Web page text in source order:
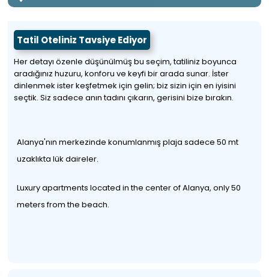
Tatil Oteliniz Tavsiye Ediyor
Her detayı özenle düşünülmüş bu seçim, tatiliniz boyunca
aradığınız huzuru, konforu ve keyfi bir arada sunar. İster
dinlenmek ister keşfetmek için gelin; biz sizin için en iyisini
seçtik. Siz sadece anın tadını çıkarın, gerisini bize bırakın.
Alanya'nın merkezinde konumlanmış plaja sadece 50 mt
uzaklıkta lük daireler.
Luxury apartments located in the center of Alanya, only 50
meters from the beach.